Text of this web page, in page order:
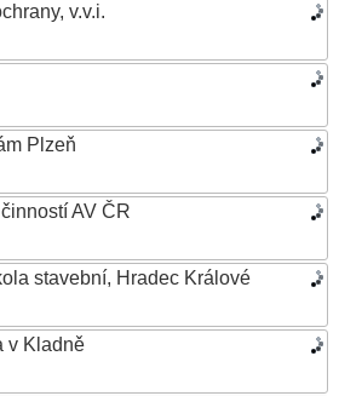
v.v.i.
Plzeň
AV ČR
stavební, Hradec Králové
v Kladně